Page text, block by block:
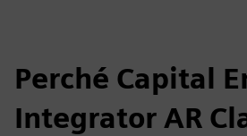
Perché Capital
Integrator AR